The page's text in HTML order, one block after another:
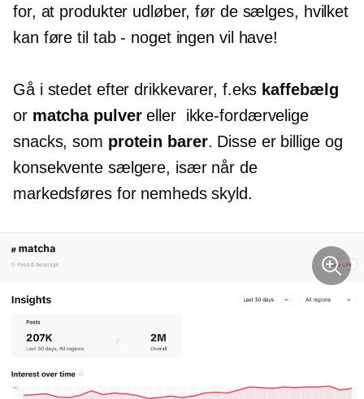
for, at produkter udløber, før de sælges, hvilket
kan føre til tab - nogetingen vil have!
Gå i stedet efter drikkevarer, f.eks kaffebælg
or matcha pulvereller ikke-fordærvelige
snacks, som protein barer. Disse er billige og
konsekvente sælgere, især når de
markedsføres for nemheds skyld.